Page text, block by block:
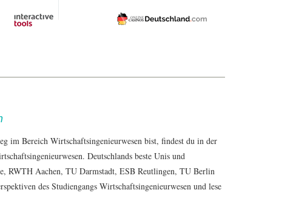
im Bereich Wirtschaftsingenieurwesen bist, findest du in der
Deutschlands beste Unis und
RWTH Aachen, TU Darmstadt, ESB Reutlingen, TU Berlin
des Studiengangs Wirtschaftsingenieurwesen und lese